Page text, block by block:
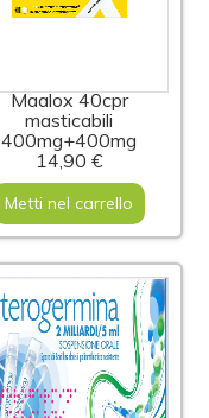
Maalox 40cpr
masticabili
400mg+400mg
14,90 €
Metti nel carrello